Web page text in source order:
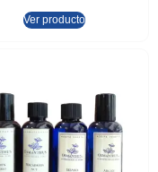
Ver producto